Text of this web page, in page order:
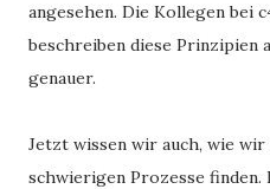
angesehen. Die Kollegen bei
beschreiben diese Prinzipien
genauer.
Jetzt wissen wir auch, wie
schwierigen Prozesse